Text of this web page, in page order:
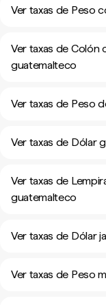
Ver taxas de Peso
Ver taxas de Colón
guatemalteco
Ver taxas de Peso
Ver taxas de Dólar
Ver taxas de
guatemalteco
Ver taxas de Dólar
Ver taxas de Peso